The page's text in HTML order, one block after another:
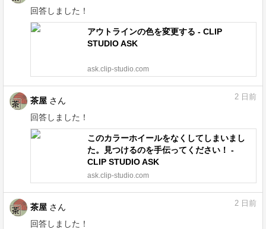
回答しました！
アウトラインの色を変更する - CLIP
STUDIO ASK
ask.clip-studio.com
茶屋 さん
回答しました！
2 日前
このカラーホイールをなくしてしまいまし
た。見つけるのを手伝ってください！ -
CLIP STUDIO ASK
ask.clip-studio.com
茶屋 さん
回答しました！
2 日前